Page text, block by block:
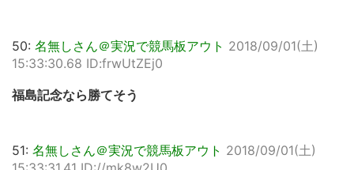
50: 名無しさん＠実況で競馬板アウト 2018/09/01(土)
15:33:30.68 ID:frwUtZEj0
福島記念なら勝てそう
51: 名無しさん＠実況で競馬板アウト 2018/09/01(土)